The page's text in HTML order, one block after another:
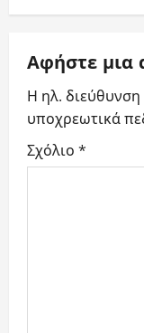
v
i
g
a
t
Αφήστε μια
Η ηλ. διεύθυνση
υποχρεωτικά
Σχόλιο *